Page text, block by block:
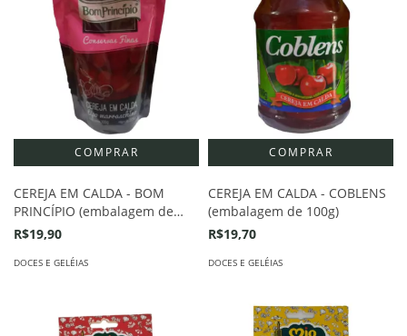
CEREJA EM CALDA - BOM
PRINCÍPIO (embalagem de
200g)
R$19,90
DOCES E GELÉIAS
CEREJA EM CALDA - COBLENS
(embalagem de 100g)
R$19,70
DOCES E GELÉIAS